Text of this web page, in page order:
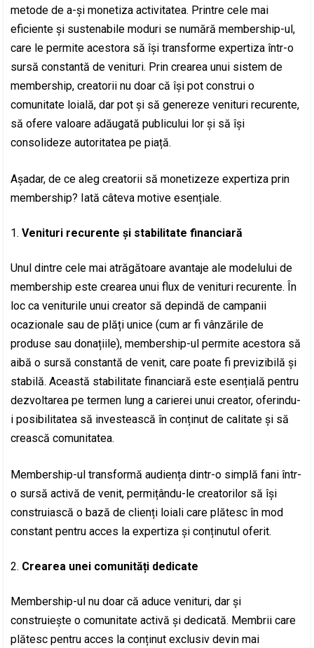
metode de a-și monetiza activitatea. Printre cele mai
eficiente și sustenabile moduri se numără membership-ul,
care le permite acestora să își transforme expertiza într-o
sursă constantă de venituri. Prin crearea unui sistem de
membership, creatorii nu doar că își pot construi o
comunitate loială, dar pot și să genereze venituri recurente,
să ofere valoare adăugată publicului lor și să își
consolideze autoritatea pe piață.
Așadar, de ce aleg creatorii să monetizeze expertiza prin
membership? Iată câteva motive esențiale.
Venituri recurente și stabilitate financiară
Unul dintre cele mai atrăgătoare avantaje ale modelului de
membership este crearea unui flux de venituri recurente. În
loc ca veniturile unui creator să depindă de campanii
ocazionale sau de plăți unice (cum ar fi vânzările de
produse sau donațiile), membership-ul permite acestora să
aibă o sursă constantă de venit, care poate fi previzibilă și
stabilă. Această stabilitate financiară este esențială pentru
dezvoltarea pe termen lung a carierei unui creator, oferindu-
i posibilitatea să investească în conținut de calitate și să
crească comunitatea.
Membership-ul transformă audiența dintr-o simplă fani într-
o sursă activă de venit, permițându-le creatorilor să își
construiască o bază de clienți loiali care plătesc în mod
constant pentru acces la expertiza și conținutul oferit.
Crearea unei comunități dedicate
Membership-ul nu doar că aduce venituri, dar și
construiește o comunitate activă și dedicată. Membrii care
plătesc pentru acces la conținut exclusiv devin mai